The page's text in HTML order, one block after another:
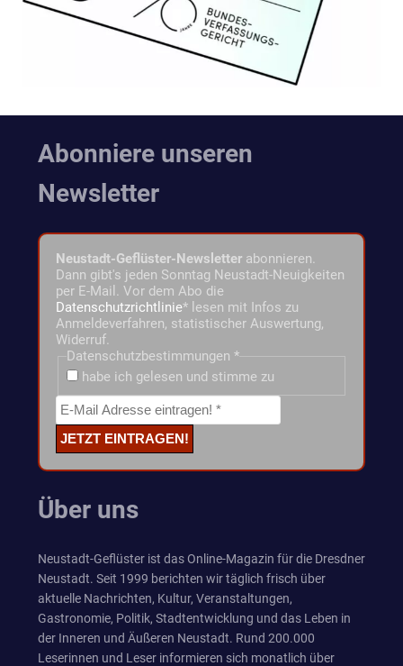
Abonniere unseren
Newsletter
Neustadt-Geflüster-Newsletter abonnieren.
Dann gibt's jeden Sonntag Neustadt-Neuigkeiten
per E-Mail. Vor dem Abo die
Datenschutzrichtlinie* lesen mit Infos zu
Anmeldeverfahren, statistischer Auswertung,
Widerruf.
Datenschutzbestimmungen *
habe ich gelesen und stimme zu
Über uns
Neustadt-Geflüster ist das Online-Magazin für die Dresdner
Neustadt. Seit 1999 berichten wir täglich frisch über
aktuelle Nachrichten, Kultur, Veranstaltungen,
Gastronomie, Politik, Stadtentwicklung und das Leben in
der Inneren und Äußeren Neustadt. Rund 200.000
Leserinnen und Leser informieren sich monatlich über